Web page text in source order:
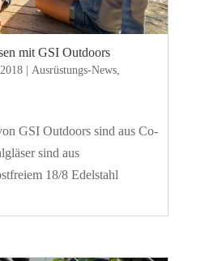
mit GSI Outdoors
| Ausrüstungs-News,
GSI Outdoors sind aus Co-
sind aus
18/8 Edelstahl